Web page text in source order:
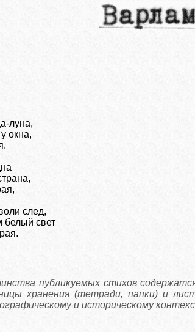
луна,
окна,
след,
белый свет
публикуемых стихов
хранения (тетради, папки) и
и историческому